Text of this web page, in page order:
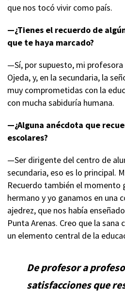
que nos tocó vivir como país.
—¿Tienes el recuerdo de
que te haya marcado?
—Sí, por supuesto, mi
Ojeda, y, en la secundaria, la
muy comprometidas con la
con mucha sabiduría humana.
—¿Alguna anécdota que
escolares?
—Ser dirigente del centro de
secundaria, eso es lo principal.
Recuerdo también el momento
hermano y yo ganamos en una
ajedrez, que nos había
Punta Arenas. Creo que la sana
un elemento central de la
De profesor a
satisfacciones que